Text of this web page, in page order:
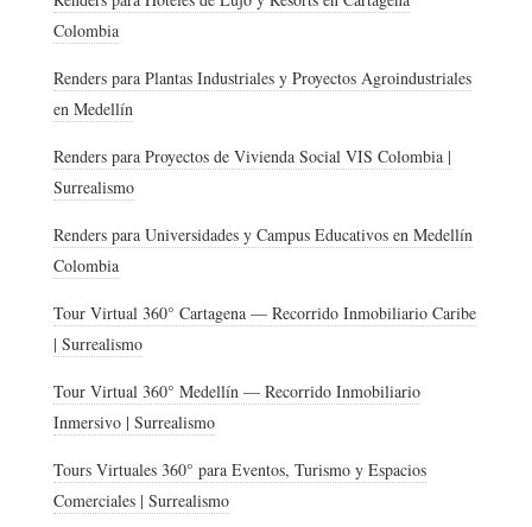
Colombia
Renders para Plantas Industriales y Proyectos Agroindustriales
en Medellín
Renders para Proyectos de Vivienda Social VIS Colombia |
Surrealismo
Renders para Universidades y Campus Educativos en Medellín
Colombia
Tour Virtual 360° Cartagena — Recorrido Inmobiliario Caribe
| Surrealismo
Tour Virtual 360° Medellín — Recorrido Inmobiliario
Inmersivo | Surrealismo
Tours Virtuales 360° para Eventos, Turismo y Espacios
Comerciales | Surrealismo